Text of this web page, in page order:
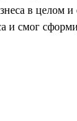
в целом
и смог